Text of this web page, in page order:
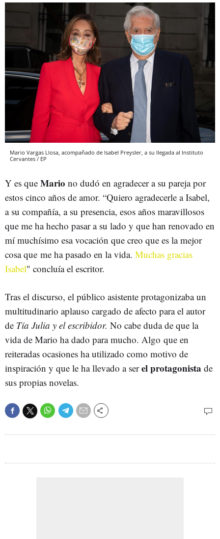
Mario Vargas Llosa, acompañado de Isabel Preysler, a su llegada al Instituto
Cervantes / EP
Y es que Mario no dudó en agradecer a su pareja por
estos cinco años de amor. “Quiero agradecerle a Isabel,
a su compañía, a su presencia, esos años maravillosos
que me ha hecho pasar a su lado y que han renovado en
mí muchísimo esa vocación que creo que es la mejor
cosa que me ha pasado en la vida. Muchas gracias
Isabel" concluía el escritor.
Tras el discurso, el público asistente protagonizaba un
multitudinario aplauso cargado de afecto para el autor
de Tía Julia y el escribidor. No cabe duda de que la
vida de Mario ha dado para mucho. Algo que en
reiteradas ocasiones ha utilizado como motivo de
inspiración y que le ha llevado a serel protagonista de
sus propias novelas.